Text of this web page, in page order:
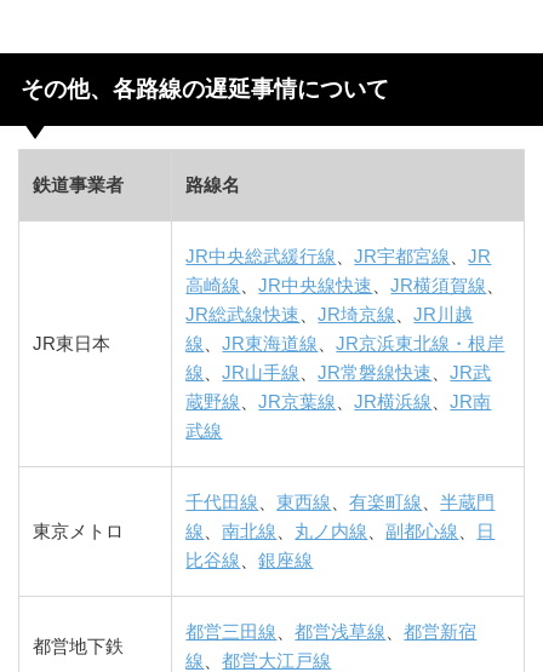
その他、各路線の遅延事情について
鉄道事業者 路線名
JR東日本
JR中央総武緩行線 、JR宇都宮線 、JR
高崎線 、JR中央線快速 、JR横須賀線
JR総武線快速 、JR埼京線 、JR川越
線 、JR東海道線 、JR京浜東北線・根岸
線 、JR山手線 、JR常磐線快速 、JR武
蔵野線 、JR京葉線 、JR横浜線 、JR南
武線
東京メトロ
千代田線 、東西線 、有楽町線 、半蔵門
線 、南北線 丸ノ内線 、副都心線
日
比谷線 、銀座線
都営地下鉄
都営三田線 、都営浅草線 、都営新宿
線 、都営大江戸線